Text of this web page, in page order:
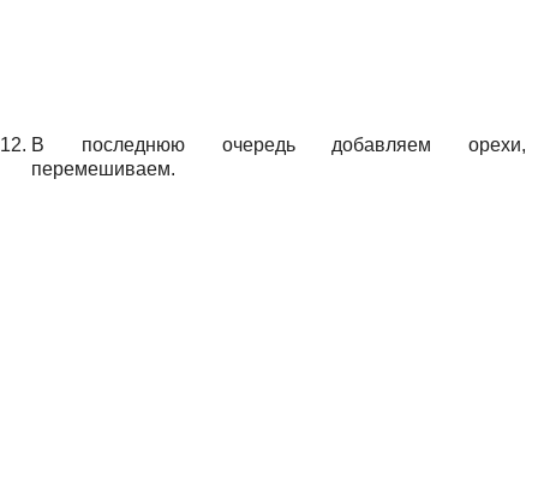
В последнюю очередь добавляем орехи,
перемешиваем.